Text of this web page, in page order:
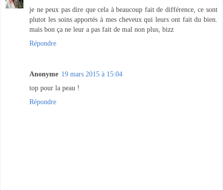
je ne peux pas dire que cela à beaucoup fait de différence, ce sont
plutot les soins apportés à mes cheveux qui leurs ont fait du bien.
mais bon ça ne leur a pas fait de mal non plus, bizz
Répondre
Anonyme 19 mars 2015 à 15:04
top pour la peau !
Répondre